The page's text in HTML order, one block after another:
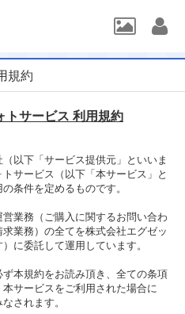
規約
トサービス 利用規約
以下「サービス提供元」といいま
サービス（以下「本サービス」と
条件を定めるものです。
業務（ご購入に関するお問い合わ
業務）の全てを株式会社エグゼッ
に委託して運用しています。
本規約をお読み頂き、全ての条項
サービスをご利用された場合に
されます。